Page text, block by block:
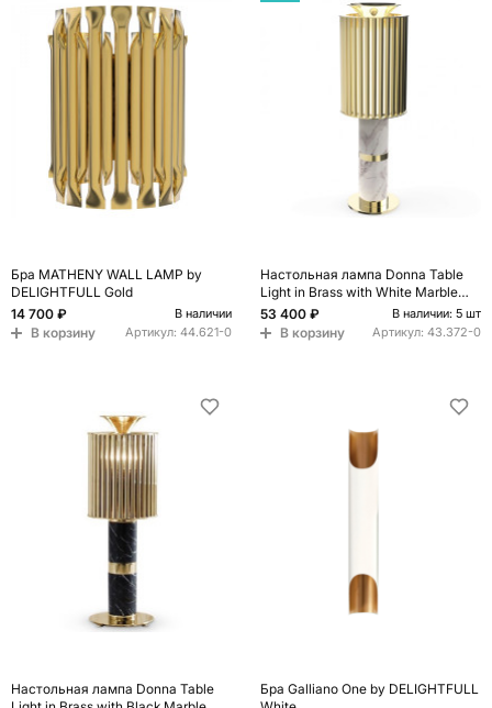
Бра MATHENY WALL LAMP by
DELIGHTFULL Gold
14 700 ₽
В наличии
В корзину Артикул: 44.621-0
Настольная лампа Donna Table
Light in Brass with White Marble
Base
53 400 ₽ В наличии: 5 шт
В корзину Артикул: 43.372-0
Настольная лампа Donna Table
Бра Galliano One by DELIGHTFULL